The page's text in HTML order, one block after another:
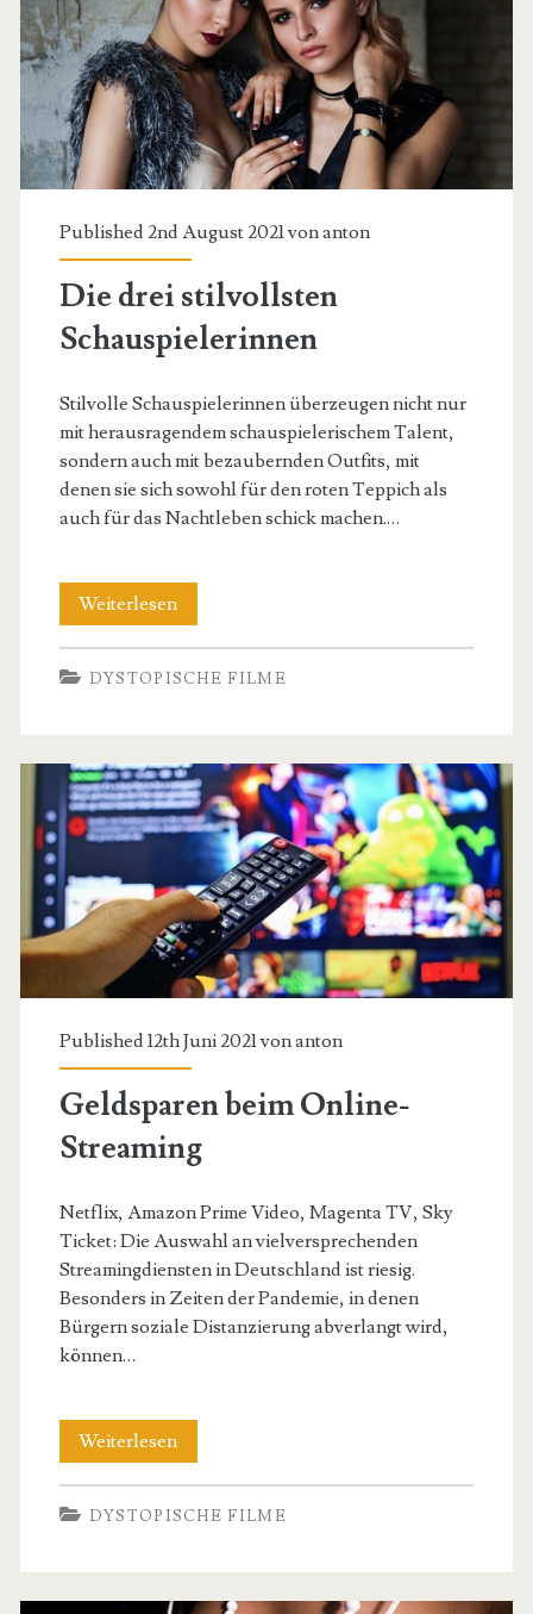
–
5
Accessoires
Published 2nd August 2021 vonanton
Die drei stilvollsten
Schauspielerinnen
Stilvolle Schauspielerinnen überzeugen nicht nur
mit herausragendem schauspielerischem Talent,
sondern auch mit bezaubernden Outfits, mit
denen sie sich sowohl für den roten Teppich als
auch für das Nachtleben schick machen.…
WeiterlesenDie
drei
stilvollsten
DYSTOPISCHE FILME
Published 12th Juni 2021 vonanton
Geldsparen beim Online-
Streaming
Netflix, Amazon Prime Video, Magenta TV, Sky
Ticket: Die Auswahl an vielversprechenden
Streamingdiensten in Deutschland ist riesig.
Besonders in Zeiten der Pandemie, in denen
Bürgern soziale Distanzierung abverlangt wird,
können…
WeiterlesenGeldsparen
beim
Online-
DYSTOPISCHE FILME